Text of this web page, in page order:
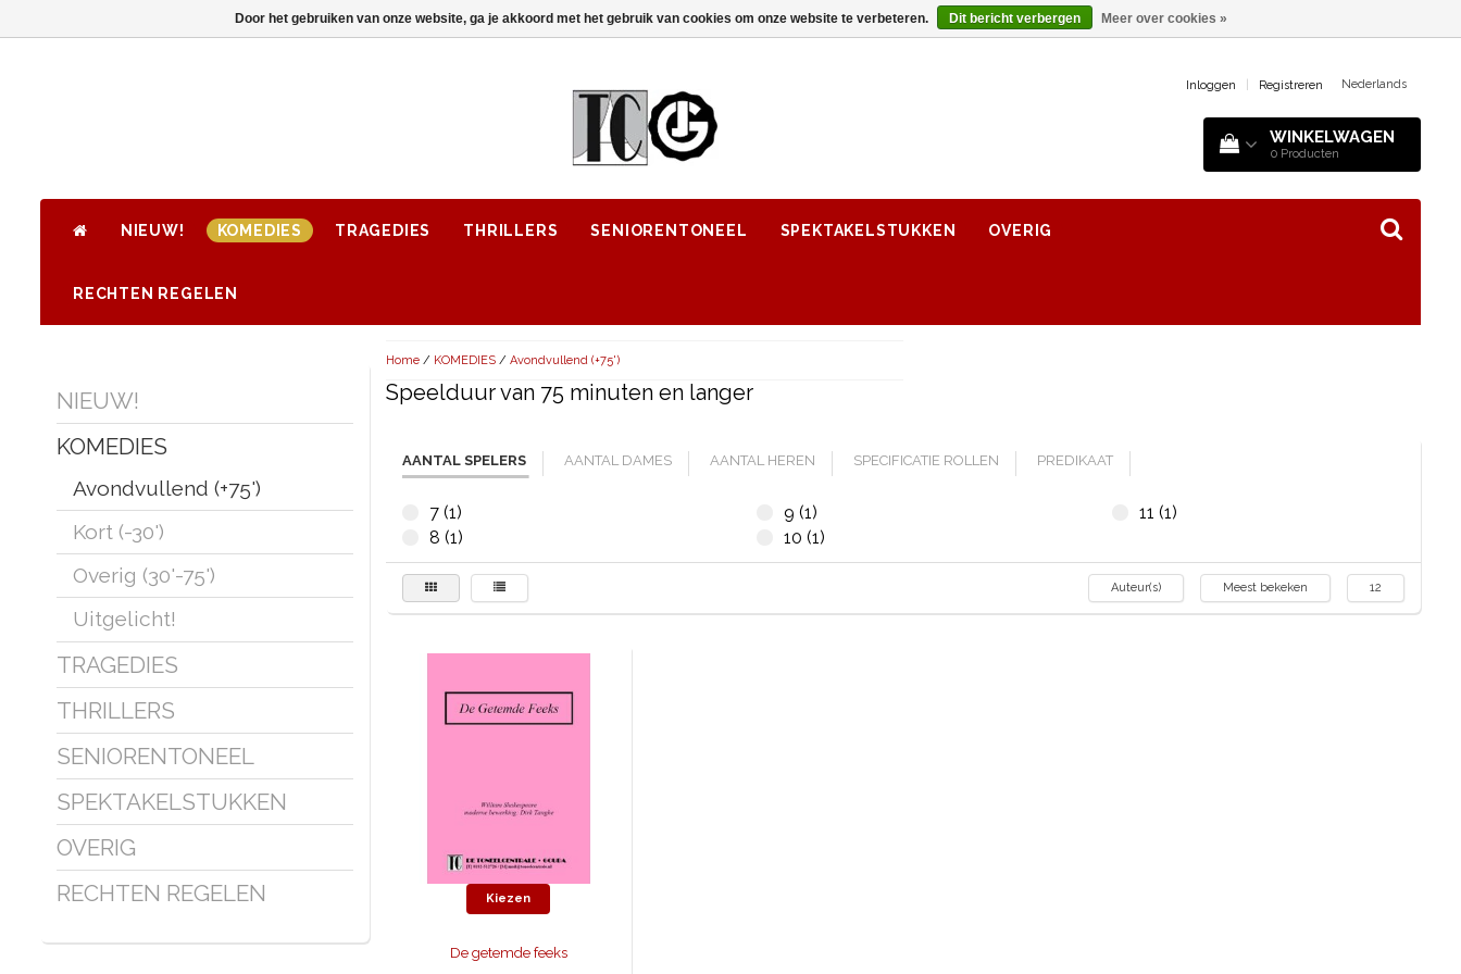
Inloggen Registreren Nederlands
WINKELWAGEN
0 Producten
NIEUW! KOMEDIES TRAGEDIES THRILLERS SENIORENTONEEL SPEKTAKELSTUKKEN OVERIG
RECHTEN REGELEN
NIEUW!
KOMEDIES
Avondvullend (+75')
Kort (-30')
Overig (30'-75')
Uitgelicht!
TRAGEDIES
THRILLERS
SENIORENTONEEL
SPEKTAKELSTUKKEN
OVERIG
RECHTEN REGELEN
Home/ KOMEDIES/ Avondvullend (+75')
Speelduur van 75 minuten en langer
AANTAL SPELERS AANTAL DAMES AANTAL HEREN SPECIFICATIE ROLLEN PREDIKAAT
7 (1)
8 (1)
9 (1)
10 (1)
11 (1)
Auteur(s) Meest bekeken 12
Kiezen
De getemde feeks
Door het gebruiken van onze website, ga je akkoord met het gebruik van cookies om onze website te verbeteren. Dit bericht verbergen Meer over cookies »